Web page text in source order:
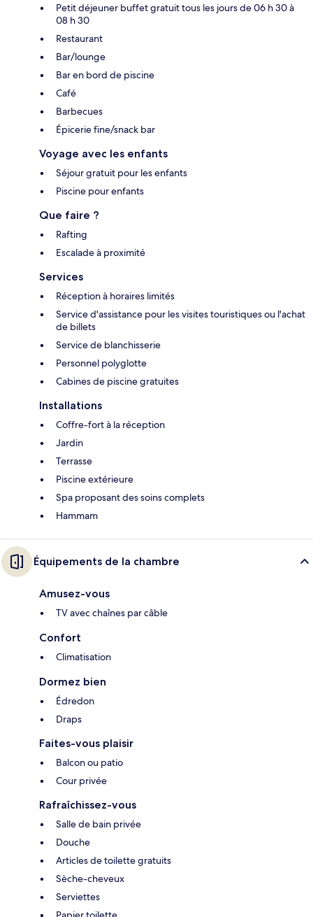
Petit déjeuner buffet gratuit tous les jours de 06 h 30 à
08 h 30
Restaurant
Bar/lounge
Bar en bord de piscine
Café
Barbecues
Épicerie fine/snack bar
Voyage avec les enfants
Séjour gratuit pour les enfants
Piscine pour enfants
Que faire ?
Rafting
Escalade à proximité
Services
Réception à horaires limités
Service d'assistance pour les visites touristiques ou l'achat
de billets
Service de blanchisserie
Personnel polyglotte
Cabines de piscine gratuites
Installations
Coffre-fort à la réception
Jardin
Terrasse
Piscine extérieure
Spa proposant des soins complets
Hammam
Équipements de la chambre
Amusez-vous
TV avec chaînes par câble
Confort
Climatisation
Dormez bien
Édredon
Draps
Faites-vous plaisir
Balcon ou patio
Cour privée
Rafraîchissez-vous
Salle de bain privée
Douche
Articles de toilette gratuits
Sèche-cheveux
Serviettes